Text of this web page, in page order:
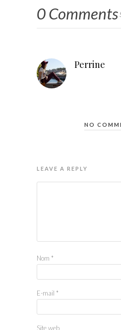
0 Comments
Perrine
NO
LEAVE A REPLY
Nom *
E-mail *
Site web